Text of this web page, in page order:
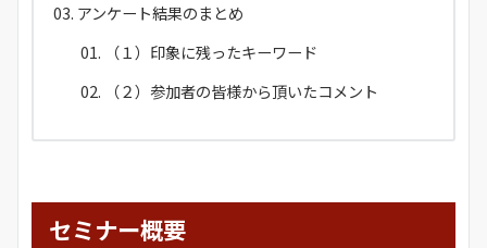
アンケート結果のまとめ
（１）印象に残ったキーワード
（２）参加者の皆様から頂いたコメント
セミナー概要